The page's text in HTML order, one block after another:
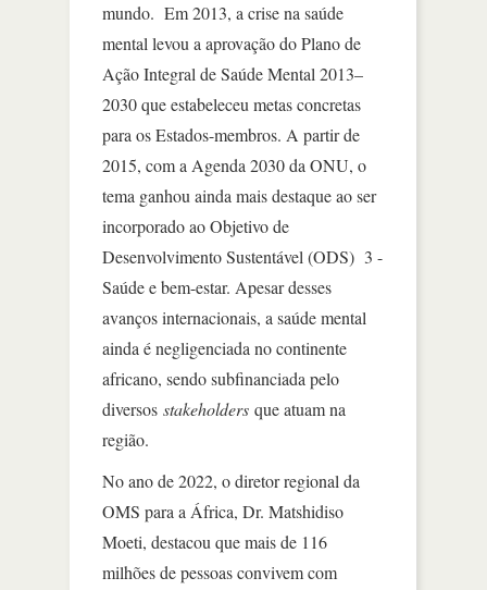
mundo. Em 2013, a crise na saúde
mental levou a aprovação do Plano de
Ação Integral de Saúde Mental 2013–
2030 que estabeleceu metas concretas
para os Estados-membros. A partir de
2015, com a Agenda 2030 da ONU, o
tema ganhou ainda mais destaque ao ser
incorporado ao Objetivo de
Desenvolvimento Sustentável (ODS) 3 -
Saúde e bem-estar. Apesar desses
avanços internacionais, a saúde mental
ainda é negligenciada no continente
africano, sendo subfinanciada pelo
diversos stakeholders que atuam na
região.
No ano de 2022, o diretor regional da
OMS para a África, Dr. Matshidiso
Moeti, destacou que mais de 116
milhões de pessoas convivem com